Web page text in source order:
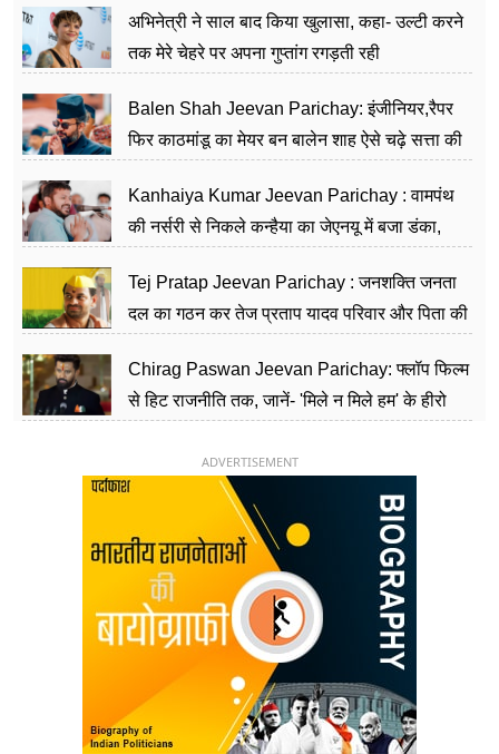
अभिनेत्री ने साल बाद किया खुलासा, कहा- उल्टी करने
तक मेरे चेहरे पर अपना गुप्तांग रगड़ती रही
Balen Shah Jeevan Parichay: इंजीनियर,रैपर
फिर काठमांडू का मेयर बन बालेन शाह ऐसे चढ़े सत्ता की
Kanhaiya Kumar Jeevan Parichay : वामपंथ
की नर्सरी से निकले कन्हैया का जेएनयू में बजा डंका,
Tej Pratap Jeevan Parichay : जनशक्ति जनता
दल का गठन कर तेज प्रताप यादव परिवार और पिता की
Chirag Paswan Jeevan Parichay: फ्लॉप फिल्म
से हिट राजनीति तक, जानें- 'मिले न मिले हम' के हीरो
ADVERTISEMENT